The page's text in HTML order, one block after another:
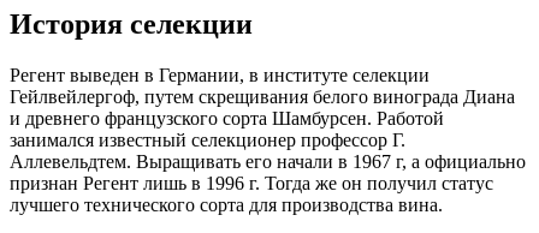
История селекции
Регент выведен в Германии, в институте селекции
Гейлвейлергоф, путем скрещивания белого винограда Диана
и древнего французского сорта Шамбурсен. Работой
занимался известный селекционер профессор Г.
Аллевельдтем. Выращивать его начали в 1967 г, а официально
признан Регент лишь в 1996 г. Тогда же он получил статус
лучшего технического сорта для производства вина.